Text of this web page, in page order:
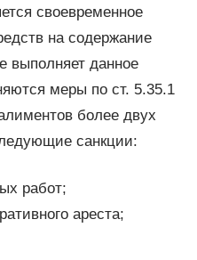
своевременное
на содержание
выполняет данное
меры по ст. 5.35.1
более двух
санкции:
работ;
ареста;